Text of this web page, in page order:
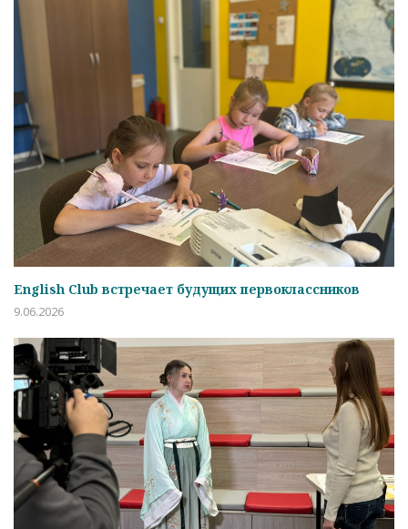
English Club встречает будущих первоклассников
9.06.2026